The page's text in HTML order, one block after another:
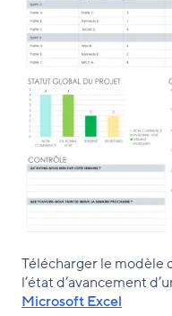
Télécharger le modèle
l’état d’avancement
Microsoft Excel